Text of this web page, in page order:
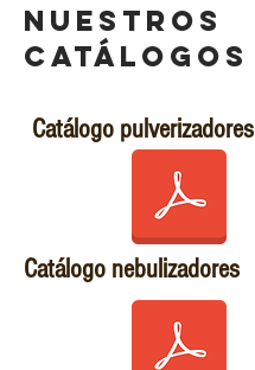
NUESTROS
CATÁLOGOS
Catálogo pulverizadores
Catálogo nebulizadores